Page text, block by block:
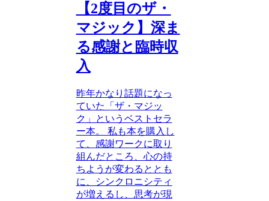
【2度目のザ・
マジック】深ま
る感謝と臨時収
入
昨年かなり話題になっ
ていた「ザ・マジッ
ク」というベストセラ
ー本。 私も本を購入し
て、感謝ワークに取り
組んだところ、心の持
ちようが変わるととも
に、シンクロニシティ
が増えるし、思考が現